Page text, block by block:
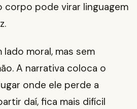
corpo pode virar linguagem
moral, mas sem
A narrativa coloca o
onde ele perde a
daí, fica mais difícil